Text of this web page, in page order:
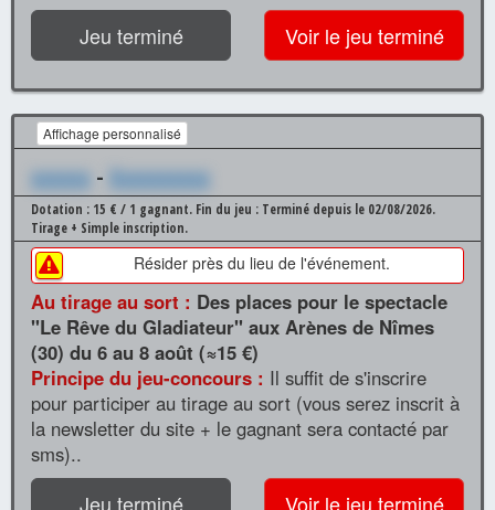
Jeu terminé Voir le jeu terminé
Affichage personnalisé
xxxxxx - Xxxxxxxxxx
Dotation : 15 € / 1 gagnant. Fin du jeu : Terminé depuis le 02/08/2026.
Tirage + Simple inscription.
Résider près du lieu de l'événement.
Au tirage au sort : Des places pour le spectacle
"Le Rêve du Gladiateur" aux Arènes de Nîmes
(30) du 6 au 8 août (≈15 €)
Principe du jeu-concours : Il suffit de s'inscrire
pour participer au tirage au sort (vous serez inscrit à
la newsletter du site + le gagnant sera contacté par
sms)..
Jeu terminé Voir le jeu terminé